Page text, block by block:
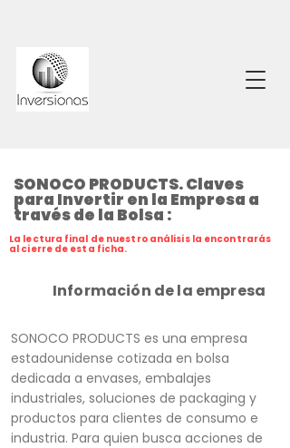
SONOCO PRODUCTS. Claves
para Invertir en la Empresa a
través de la Bolsa :
La lectura final de nuestro análisis la encontrarás
al cierre de esta ficha.
Información de la empresa
SONOCO PRODUCTS es una empresa
estadounidense cotizada en bolsa
dedicada a envases, embalajes
industriales, soluciones de packaging y
productos para clientes de consumo e
industria. Para quien busca acciones de